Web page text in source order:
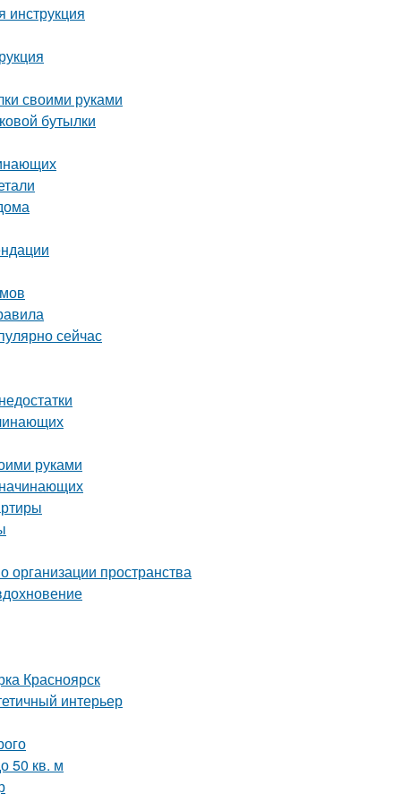
инструкция
своими руками
бутылки
сейчас
руками
начинающих
организации пространства
Красноярск
интерьер
50 кв. м